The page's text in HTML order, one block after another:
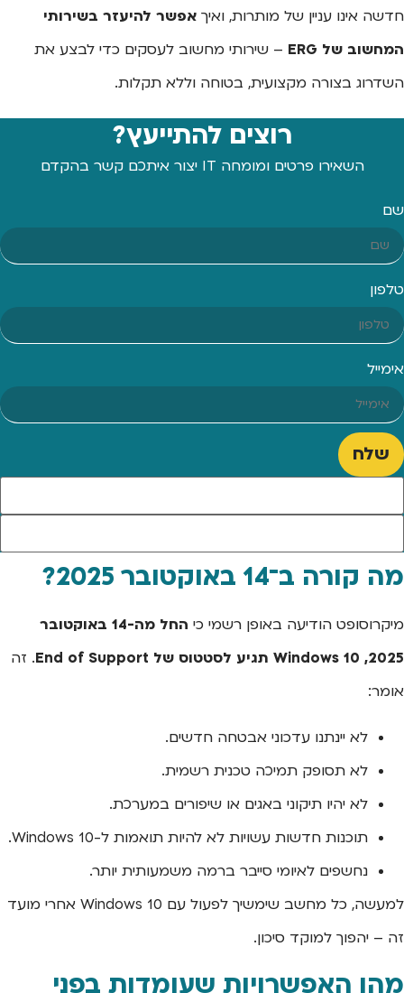
חדשה אינו עניין של מותרות, ואיך אפשר להיעזר בשירותי
המחשוב של ERG – שירותי מחשוב לעסקים כדי לבצע את
השדרוג בצורה מקצועית, בטוחה וללא תקלות.
רוצים להתייעץ?
השאירו פרטים ומומחה IT יצור איתכם קשר בהקדם
שם
טלפון
אימייל
שלח
מה קורה ב־14 באוקטובר 2025?
מיקרוסופט הודיעה באופן רשמי כי
החל מה-14 באוקטובר
2025, Windows 10 תגיע לסטטוס של End of Support
. זה
אומר:
לא יינתנו עדכוני אבטחה חדשים.
לא תסופק תמיכה טכנית רשמית.
לא יהיו תיקוני באגים או שיפורים במערכת.
תוכנות חדשות עשויות לא להיות תואמות ל-Windows 10.
נחשפים לאיומי סייבר ברמה משמעותית יותר.
למעשה, כל מחשב שימשיך לפעול עם Windows 10 אחרי מועד
זה – יהפוך למוקד סיכון.
מהן האפשרויות שעומדות בפני